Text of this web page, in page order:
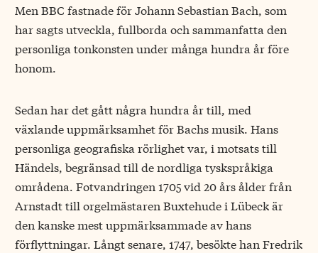
Men BBC fastnade för Johann Sebastian Bach, som
har sagts utveckla, fullborda och sammanfatta den
personliga tonkonsten under många hundra år före
honom.
Sedan har det gått några hundra år till, med
växlande uppmärksamhet för Bachs musik. Hans
personliga geografiska rörlighet var, i motsats till
Händels, begränsad till de nordliga tyskspråkiga
områdena. Fotvandringen 1705 vid 20 års ålder från
Arnstadt till orgelmästaren Buxtehude i Lübeck är
den kanske mest uppmärksammade av hans
förflyttningar. Långt senare, 1747, besökte han Fredrik